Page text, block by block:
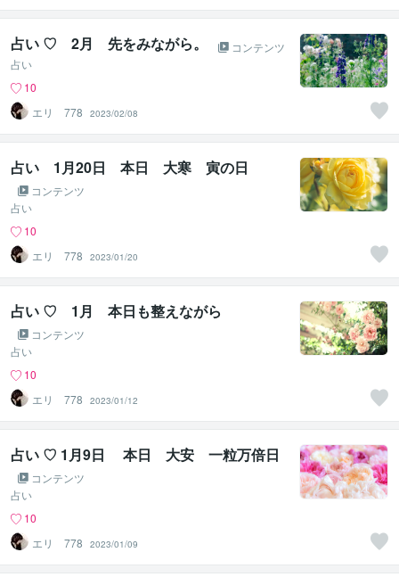
占い ♡ 2月 先をみながら。
コンテンツ
占い
10
エリ 778
2023/02/08
占い 1月20日 本日 大寒 寅の日
コンテンツ
占い
10
エリ 778
2023/01/20
占い ♡ 1月 本日も整えながら
コンテンツ
占い
10
エリ 778
2023/01/12
占い ♡ 1月9日 本日 大安 一粒万倍日
コンテンツ
占い
10
エリ 778
2023/01/09